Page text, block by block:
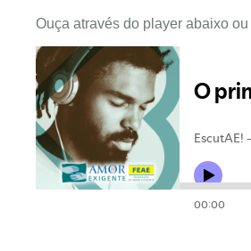
Ouça através do player abaixo ou